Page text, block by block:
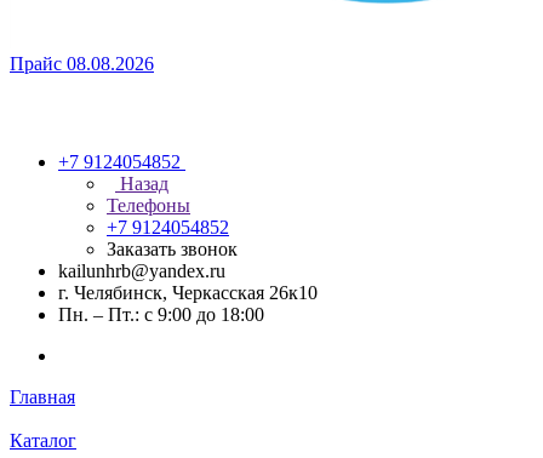
Прайс 08.08.2026
+7 9124054852
Назад
Телефоны
+7 9124054852
Заказать звонок
kailunhrb@yandex.ru
г. Челябинск, Черкасская 26к10
Пн. – Пт.: с 9:00 до 18:00
Главная
Каталог